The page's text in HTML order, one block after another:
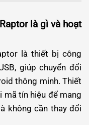
là gì và hoạt
là thiết bị công
giúp chuyển đổi
thông minh. Thiết
mã tín hiệu để mang
không cần thay đổi